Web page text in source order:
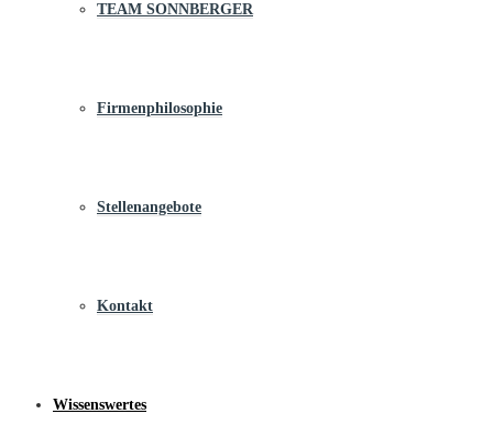
TEAM SONNBERGER
Firmenphilosophie
Stellenangebote
Kontakt
Wissenswertes